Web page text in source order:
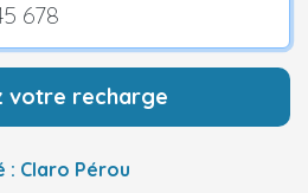
votre recharge
Claro Pérou